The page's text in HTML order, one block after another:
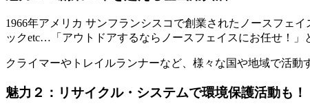
1966年アメリカ サンフランシスコで創業されたノースフェ
ックetc…「アウトドアするならノースフェイスにお任せ！」
クライマーやトレイルランナーなど、様々な国や地域で活動
魅力２：リサイクル・システムで環境保護活動も！